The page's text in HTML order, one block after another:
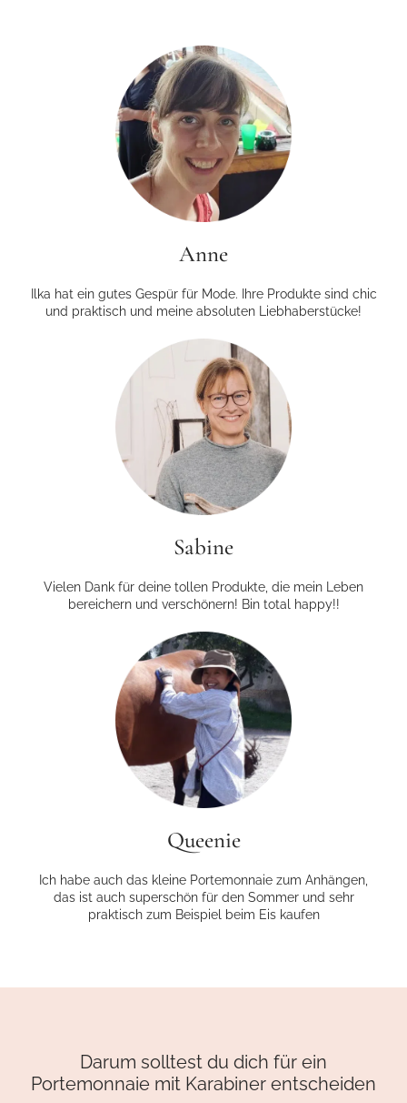
Anne
Ilka hat ein gutes Gespür für Mode. Ihre Produkte sind chic
und praktisch und meine absoluten Liebhaberstücke!
Sabine
Vielen Dank für deine tollen Produkte, die mein Leben
bereichern und verschönern! Bin total happy!!
Queenie
Ich habe auch das kleine Portemonnaie zum Anhängen,
das ist auch superschön für den Sommer und sehr
praktisch zum Beispiel beim Eis kaufen
Darum solltest du dich für ein
Portemonnaie mit Karabiner entscheiden